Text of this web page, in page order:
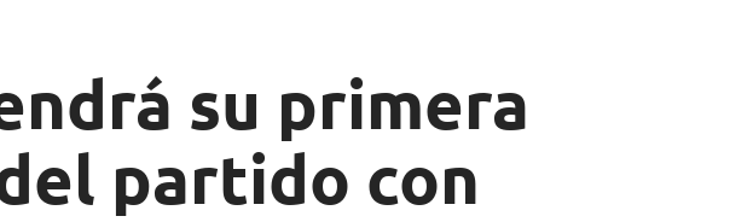
su primera
partido con